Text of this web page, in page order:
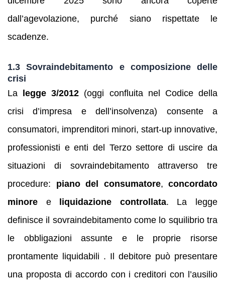
dall’agevolazione, purché siano rispettate le
scadenze.
1.3 Sovraindebitamento e composizione delle
crisi
La legge 3/2012 (oggi confluita nel Codice della
crisi d’impresa e dell’insolvenza) consente a
consumatori, imprenditori minori, start‑up innovative,
professionisti e enti del Terzo settore di uscire da
situazioni di sovraindebitamento attraverso tre
procedure: piano del consumatore, concordato
minore e liquidazione controllata. La legge
definisce il sovraindebitamento come lo squilibrio tra
le obbligazioni assunte e le proprie risorse
prontamente liquidabili . Il debitore può presentare
una proposta di accordo con i creditori con l’ausilio